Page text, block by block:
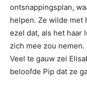
ontsnappingsplan,
helpen. Ze wilde met
ezel dat, als het haar
zich mee zou nemen.
Veel te gauw zei
beloofde Pip dat ze